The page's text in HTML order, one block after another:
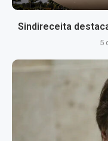
Sindireceita
5